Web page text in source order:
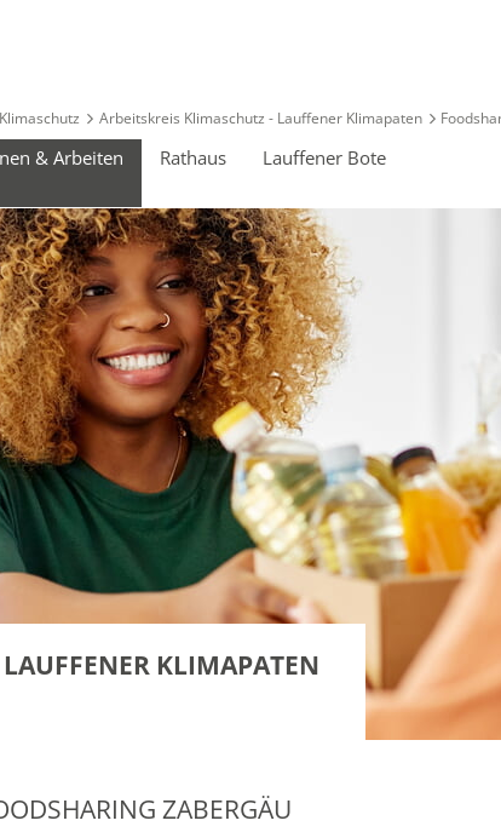
Arbeitskreis Klimaschutz - Lauffener Klimapaten
& Arbeiten Rathaus Lauffener Bote
KLIMAPATEN
ZABERGÄU